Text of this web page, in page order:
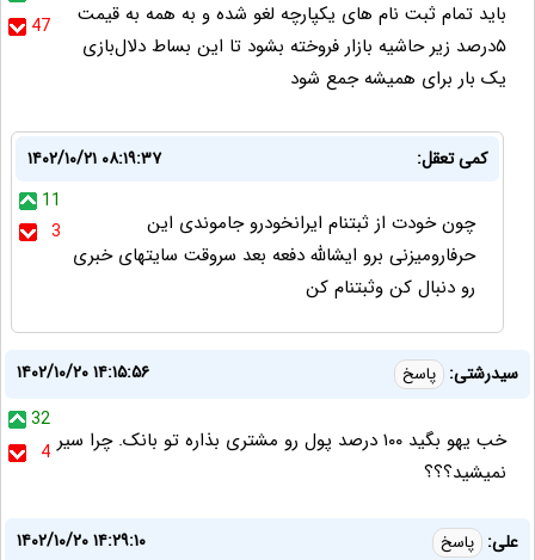
47
باید تمام ثبت نام های یکپارچه لغو شده و به همه به قیمت
۵درصد زیر حاشیه بازار فروخته بشود تا این بساط دلال‌بازی
یک بار برای همیشه جمع شود
کمی تعقل:
۱۴۰۲/۱۰/۲۱ ۰۸:۱۹:۳۷
11
3
چون خودت از ثبتنام ایرانخودرو جاموندی این
حرفارومیزنی برو ایشالله دفعه بعد سروقت سایتهای خبری
رو دنبال کن وثبتنام کن
سیدرشتی: پاسخ
۱۴۰۲/۱۰/۲۰ ۱۴:۱۵:۵۶
32
4 خب یهو بگید ۱۰۰ درصد پول رو مشتری بذاره تو بانک. چرا سیر
نمیشید؟؟؟
علی: پاسخ
۱۴۰۲/۱۰/۲۰ ۱۴:۲۹:۱۰